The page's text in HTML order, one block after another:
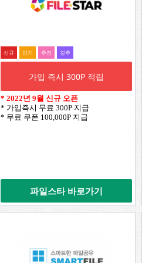
신규 인기 추전 강추
가입 즉시 300P 적립
* 2022년 9월 신규 오픈
* 가입즉시 무료 300P 지급
* 무료 쿠폰 100,000P 지급
파일스타 바로가기